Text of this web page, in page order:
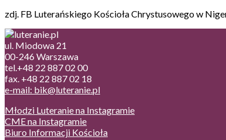
zdj. FB Luterańskiego Kościoła Chrystusowego w
ul. Miodowa 21
00-246 Warszawa
tel.+48 22 887 02 00
fax. +48 22 887 02 18
e-mail: bik@luteranie.pl
Młodzi Luteranie na Instagramie
CME na Instagramie
Biuro Informacji Kościoła